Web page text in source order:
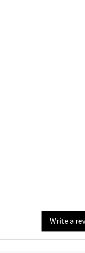
Write a